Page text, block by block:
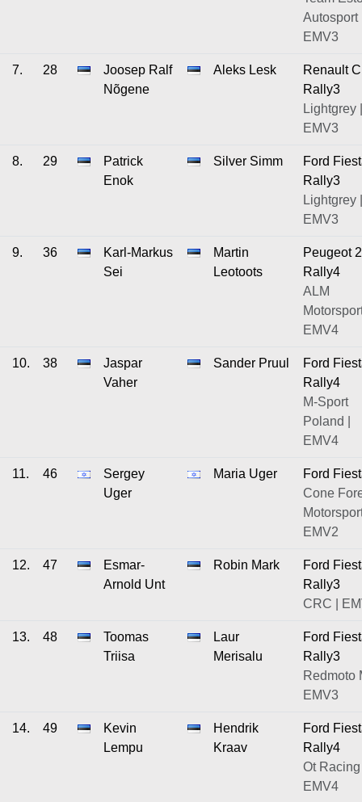
Autosport
EMV3
7. 28
Joosep Ralf
Nõgene
Aleks Lesk
Renault
Rally3
Lightgrey |
EMV3
8. 29
Patrick
Enok
Silver Simm
Ford
Rally3
Lightgrey |
EMV3
9. 36
Karl-Markus
Sei
Martin
Leotoots
Peugeot
Rally4
ALM
EMV4
10. 38
Jaspar
Vaher
Sander Pruul
Ford
Rally4
M-Sport
Poland |
EMV4
11. 46
Sergey
Uger
Maria Uger
Ford
Cone
EMV2
12. 47
Esmar-
Arnold Unt
Robin Mark
Ford
Rally3
CRC |
13. 48
Toomas
Triisa
Laur
Merisalu
Ford
Rally3
Redmoto
EMV3
14. 49
Kevin
Lempu
Hendrik
Kraav
Ford
Rally4
Ot
EMV4